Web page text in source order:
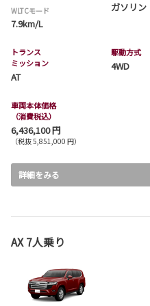
WLTCモード
7.9km/L
ガソリン
トランス
ミッション
AT
駆動方式
4WD
車両本体価格
（消費税込）
6,436,100 円
（税抜 5,851,000 円）
詳細をみる
AX 7人乗り